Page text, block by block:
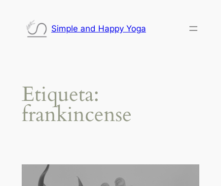
contenido
Simple and Happy Yoga
Etiqueta:
frankincense